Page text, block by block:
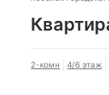
2-комн 4/6 этаж